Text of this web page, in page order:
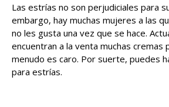
Las estrías no son perjudiciales para
embargo, hay muchas mujeres a las
no les gusta una vez que se hace.
encuentran a la venta muchas cremas
menudo es caro. Por suerte, puedes
para estrías.